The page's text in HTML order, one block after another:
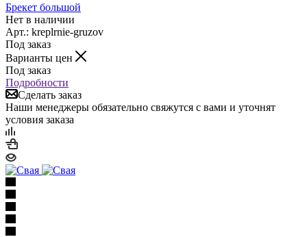
Брекет большой
Нет в наличии
Арт.: kreplrnie-gruzov
Под заказ
Варианты цен
Под заказ
Подробности
Сделать заказ
Наши менеджеры обязательно свяжутся с вами и уточнят
условия заказа